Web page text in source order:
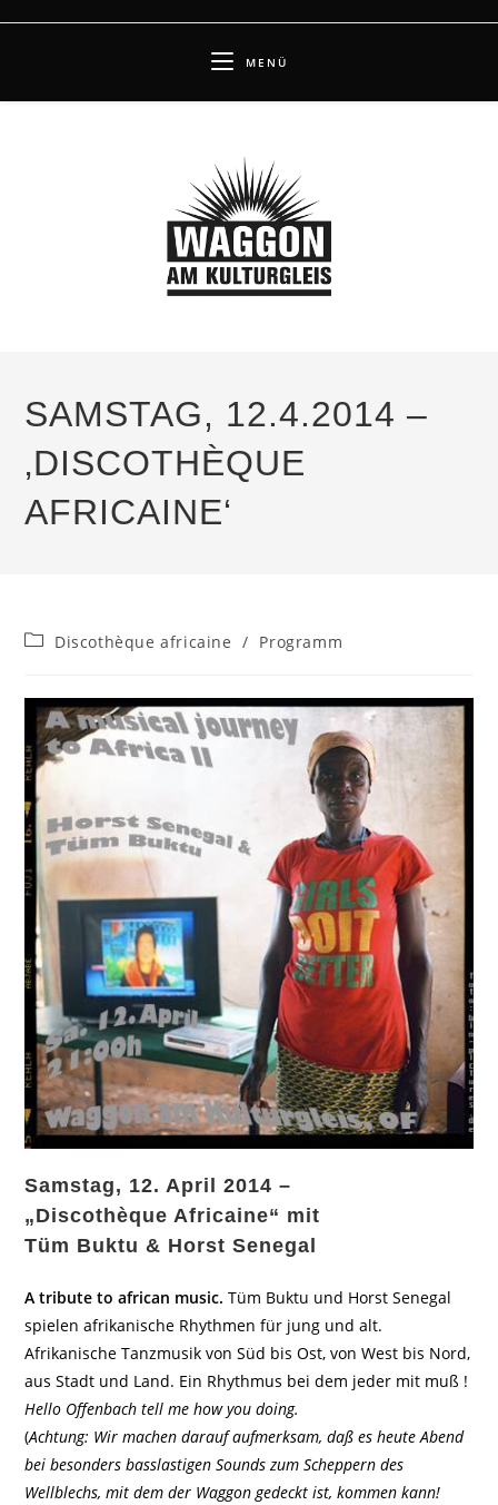
MENÜ
SAMSTAG, 12.4.2014 –
‚DISCOTHÈQUE
AFRICAINE‘
Beitrags-
Discothèque africaine / Programm
Samstag, 12. April 2014 –
„Discothèque Africaine“ mit
Tüm Buktu & Horst Senegal
A tribute to african music.Tüm Buktu und Horst Senegal
spielen afrikanische Rhythmen für jung und alt.
Afrikanische Tanzmusik von Süd bis Ost, von West bis Nord,
aus Stadt und Land. Ein Rhythmus bei dem jeder mit muß !
Hello Offenbach tell me how you doing.
(Achtung: Wir machen darauf aufmerksam, daß es heute Abend
bei besonders basslastigen Sounds zum Scheppern des
Wellblechs, mit dem der Waggon gedeckt ist, kommen kann!